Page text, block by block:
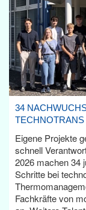
34
Eigene Projekte
schnell
2026 machen 34
Schritte bei
Fachkräfte von